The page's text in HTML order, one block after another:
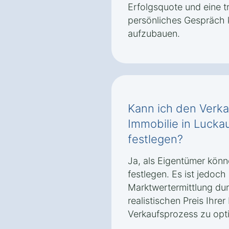
Erfolgsquote und eine
persönliches Gespräch
aufzubauen.
Kann ich den
Immobilie in
festlegen?
Ja, als Eigentümer
festlegen. Es ist
Marktwertermittlung
realistischen Preis
Verkaufsprozess zu